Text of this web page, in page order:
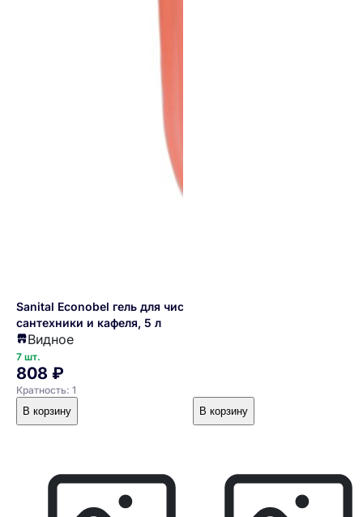
Sanital Econobel гель для чистки
сантехники и кафеля, 5 л
Видное
7 шт.
808 ₽
Кратность: 1
В корзину
В корзину